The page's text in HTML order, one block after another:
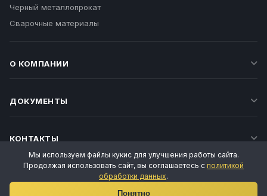
Черный металлопрокат
Сварочные материалы
О КОМПАНИИ
ДОКУМЕНТЫ
КОНТАКТЫ
Мы используем файлы кукис для улучшения работы сайта.
Продолжая использовать сайт, вы соглашаетесь с политикой
обработки данных.
Понятно